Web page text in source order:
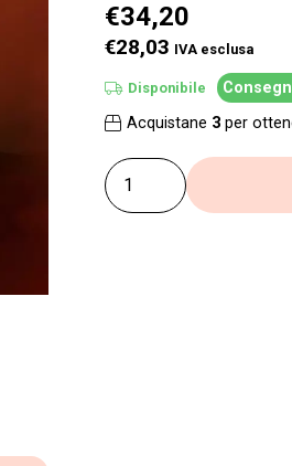
€34,20
€28,03 IVA esclusa
Disponibile
Acquistane 3per
Lampada
di